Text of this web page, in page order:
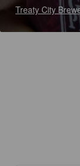
Treaty City